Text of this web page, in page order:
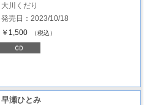
大川くだり
発売日：2023/10/18
￥1,500
（税込）
早瀬ひとみ